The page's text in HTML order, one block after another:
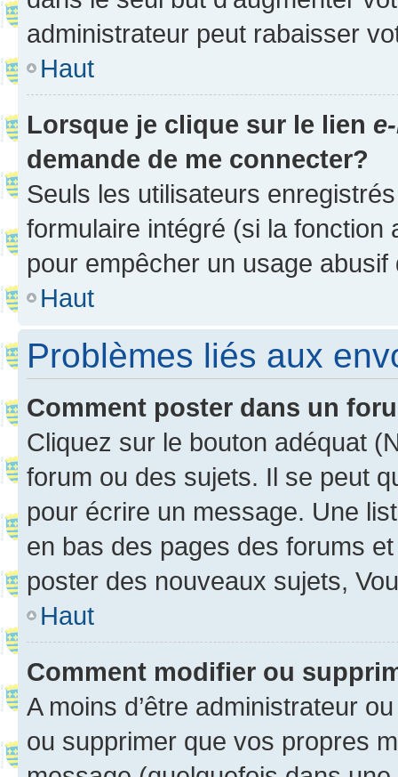
administrateur peut rabaisser
Haut
Lorsque je clique sur le lien
demande de me connecter?
Seuls les utilisateurs
formulaire intégré (si la fonction
pour empêcher un usage
Haut
Problèmes liés aux
Comment poster dans un
Cliquez sur le bouton adéquat
forum ou des sujets. Il se peut
pour écrire un message. Une
en bas des pages des forums
poster des nouveaux sujets,
Haut
Comment modifier ou
A moins d’être administrateur
ou supprimer que vos propres